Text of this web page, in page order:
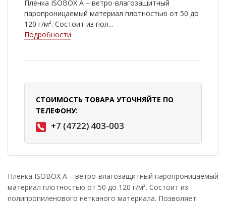
Пленка ISOBOX А – ветро-влагозащитный
паропроницаемый материал плотностью от 50 до
120 г/м². Состоит из пол...
Подробности
СТОИМОСТЬ ТОВАРА УТОЧНЯЙТЕ ПО
ТЕЛЕФОНУ:
+7 (4722) 403-003
Пленка ISOBOX А – ветро-влагозащитный паропроницаемый
материал плотностью от 50 до 120 г/м². Состоит из
полипропиленового нетканого материала. Позволяет